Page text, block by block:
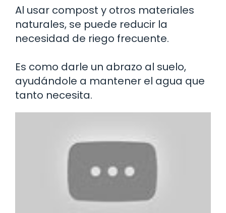
Al usar compost y otros materiales
naturales, se puede reducir la
necesidad de riego frecuente.
Es como darle un abrazo al suelo,
ayudándole a mantener el agua que
tanto necesita.